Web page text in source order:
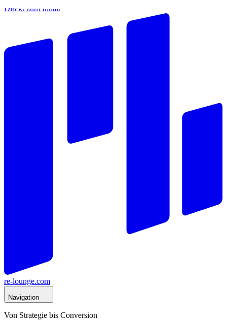
Direkt zum Inhalt
re-lounge.com
Navigation
Von Strategie bis Conversion